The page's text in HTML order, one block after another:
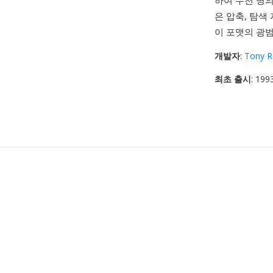
은 압축, 탐색
이 포맷의 광
개발자: Tony
최초 출시: